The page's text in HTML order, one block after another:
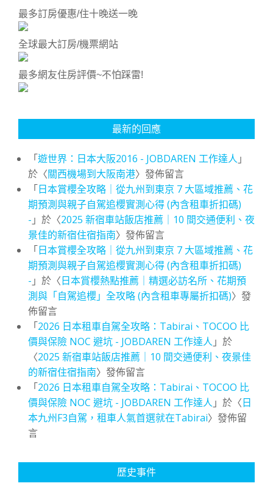
最多訂房優惠/住十晚送一晚
全球最大訂房/機票網站
最多網友住房評價~不怕踩雷!
最新的回應
「遊世界：日本大阪2016 - JOBDAREN 工作達人 」
於〈關西機場到大阪南港〉發佈留言
「日本賞櫻全攻略｜從九州到東京 7 大區域推薦、花
期預測與親子自駕追櫻實測心得 (內含租車折扣碼)
- 」於〈2025 新宿車站飯店推薦｜10 間交通便利、夜
景佳的新宿住宿指南〉發佈留言
「日本賞櫻全攻略｜從九州到東京 7 大區域推薦、花
期預測與親子自駕追櫻實測心得 (內含租車折扣碼)
- 」於〈日本賞櫻熱點推薦｜精選必訪名所、花期預
測與「自駕追櫻」全攻略 (內含租車專屬折扣碼)〉發
佈留言
「2026 日本租車自駕全攻略：Tabirai、TOCOO 比
價與保險 NOC 避坑 - JOBDAREN 工作達人 」於
〈2025 新宿車站飯店推薦｜10 間交通便利、夜景佳
的新宿住宿指南〉發佈留言
「2026 日本租車自駕全攻略：Tabirai、TOCOO 比
價與保險 NOC 避坑 - JOBDAREN 工作達人 」於〈日
本九州F3自駕，租車人氣首選就在Tabirai〉發佈留
言
歷史事件